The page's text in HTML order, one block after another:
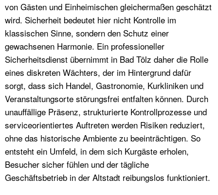
von Gästen und Einheimischen gleichermaßen geschätzt
wird. Sicherheit bedeutet hier nicht Kontrolle im
klassischen Sinne, sondern den Schutz einer
gewachsenen Harmonie. Ein professioneller
Sicherheitsdienst übernimmt in Bad Tölz daher die Rolle
eines diskreten Wächters, der im Hintergrund dafür
sorgt, dass sich Handel, Gastronomie, Kurkliniken und
Veranstaltungsorte störungsfrei entfalten können. Durch
unauffällige Präsenz, strukturierte Kontrollprozesse und
serviceorientiertes Auftreten werden Risiken reduziert,
ohne das historische Ambiente zu beeinträchtigen. So
entsteht ein Umfeld, in dem sich Kurgäste erholen,
Besucher sicher fühlen und der tägliche
Geschäftsbetrieb in der Altstadt reibungslos funktioniert.